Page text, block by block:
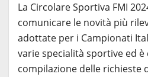
La Circolare Sportiva FMI
comunicare le novità più
adottate per i Campionati
varie specialità sportive ed
compilazione delle richieste